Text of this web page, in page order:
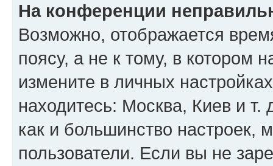
На конференции
Возможно, отображается
поясу, а не к тому, в котором
измените в личных
находитесь: Москва, Киев и т.
как и большинство настроек,
пользователи. Если вы не